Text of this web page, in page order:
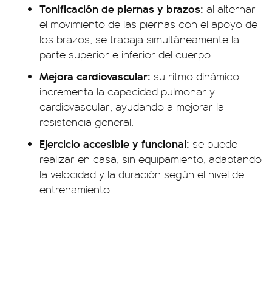
Tonificación de piernas y brazos: al alternar
el movimiento de las piernas con el apoyo de
los brazos, se trabaja simultáneamente la
parte superior e inferior del cuerpo.
Mejora cardiovascular: su ritmo dinámico
incrementa la capacidad pulmonar y
cardiovascular, ayudando a mejorar la
resistencia general.
Ejercicio accesible y funcional: se puede
realizar en casa, sin equipamiento, adaptando
la velocidad y la duración según el nivel de
entrenamiento.